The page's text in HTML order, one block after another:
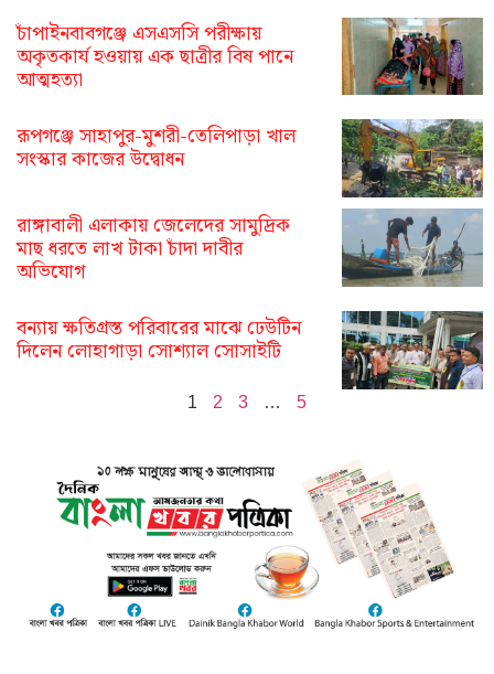
চাঁপাইনবাবগঞ্জে এসএসসি পরীক্ষায়
অকৃতকার্য হওয়ায় এক ছাত্রীর বিষ পানে
আত্মহত্যা
রূপগঞ্জে সাহাপুর-মুশরী-তেলিপাড়া খাল
সংস্কার কাজের উদ্বোধন
রাঙ্গাবালী এলাকায় জেলেদের সামুদ্রিক
মাছ ধরতে লাখ টাকা চাঁদা দাবীর
অভিযোগ
বন্যায় ক্ষতিগ্রস্ত পরিবারের মাঝে ঢেউটিন
দিলেন লোহাগাড়া সোশ্যাল সোসাইটি
1 2 3 … 5